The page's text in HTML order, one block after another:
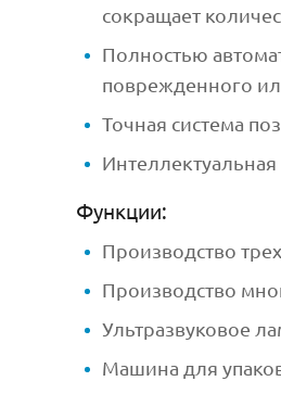
сокращает
Полностью
поврежденного
Точная система
Функции:
Производство
Производство
Ультразвуковое
Машина для